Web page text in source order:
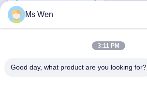
Dirección
Ms Wen
3:11 PM
Good day, what product are you looking for?